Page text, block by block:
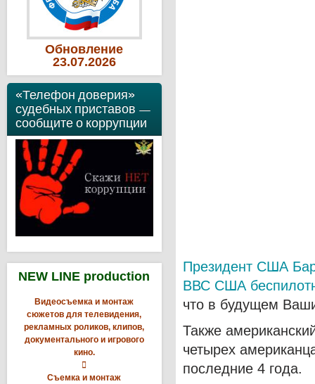
Обновление
23.07.2026
«Телефон доверия»
судебных приставов —
сообщите о коррупции
NEW LINE production
Видеосъемка и монтаж
сюжетов для телевидения,
рекламных роликов, клипов,
документального и игрового
кино.

Съемка и монтаж
Президент США
ВВС США
что в будущем
Также
четырех
последние 4 года.